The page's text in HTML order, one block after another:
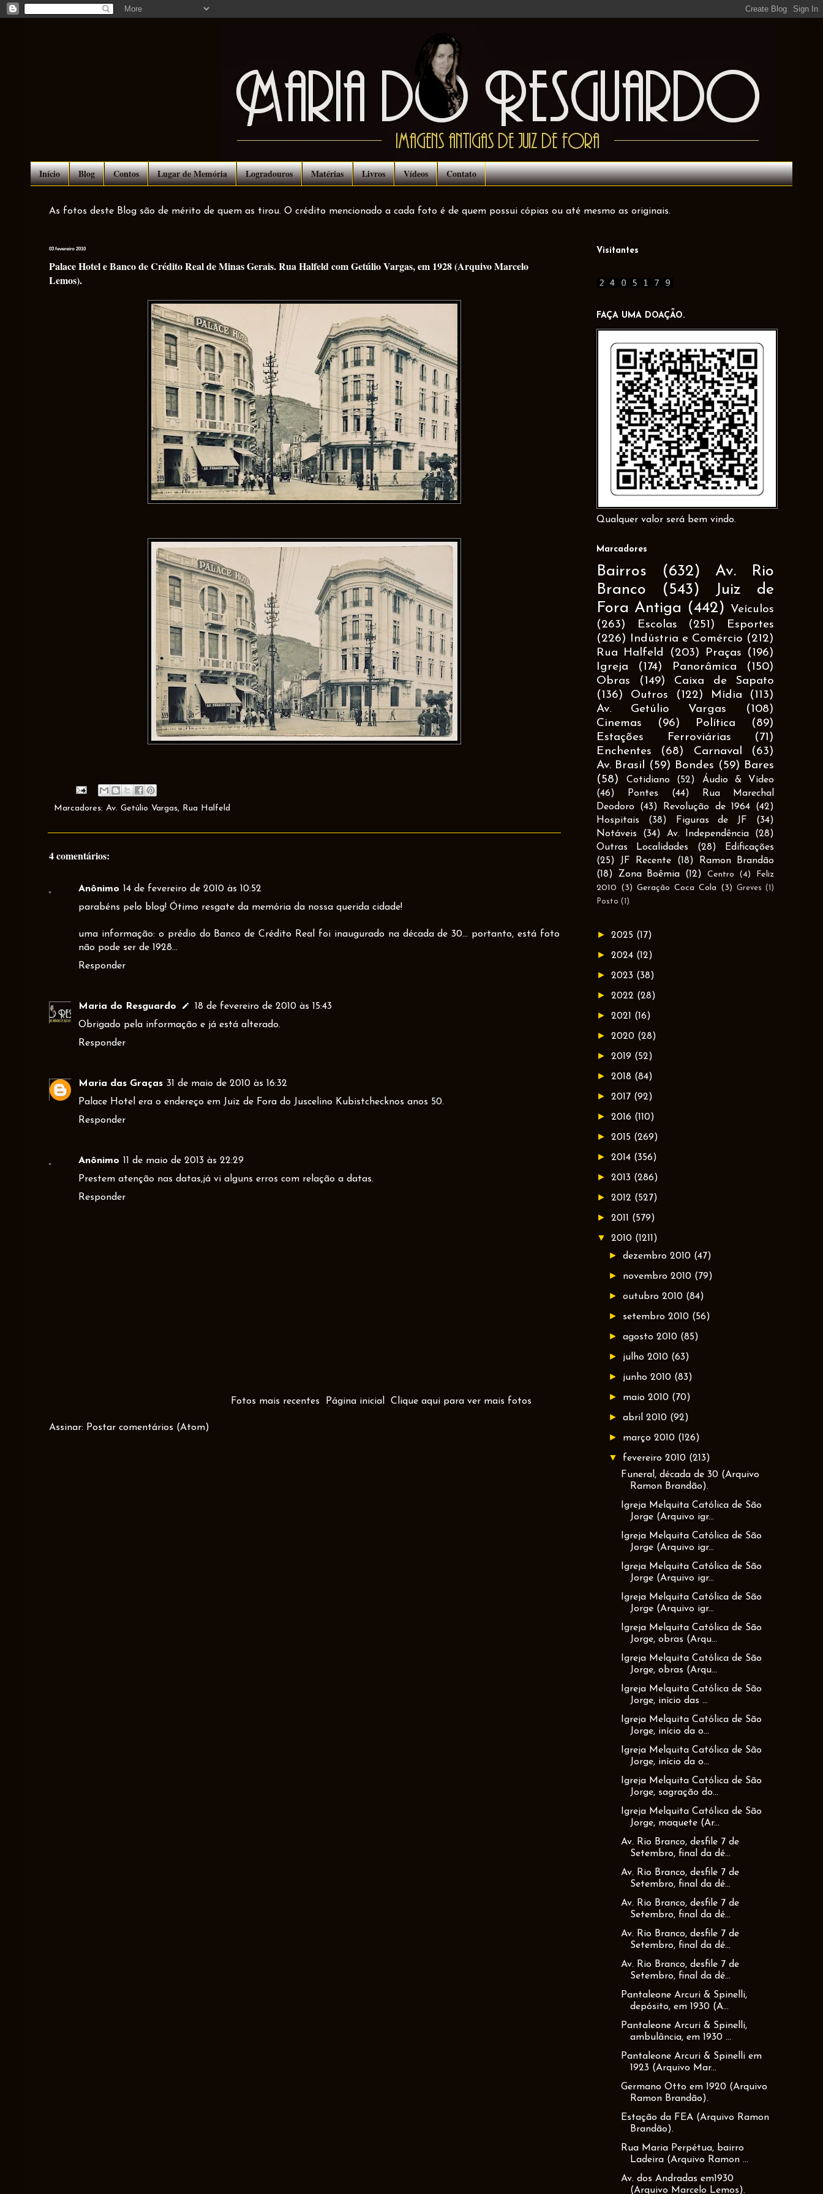
Início Blog Contos Lugar de Memória Logradouros Matérias Livros Vídeos Contato
As fotos deste Blog são de mérito de quem as tirou. O crédito mencionado a cada foto é de quem possui cópias ou até mesmo as originais.
03 fevereiro 2010
Palace Hotel e Banco de Crédito Real de Minas Gerais. Rua Halfeld com Getúlio Vargas, em 1928 (Arquivo Marcelo
Lemos).
Marcadores: Av. Getúlio Vargas, Rua Halfeld
4 comentários:
Anônimo 14 de fevereiro de 2010 às 10:52
parabéns pelo blog! Ótimo resgate da memória da nossa querida cidade!
uma informação: o prédio do Banco de Crédito Real foi inaugurado na década de 30... portanto, está foto
não pode ser de 1928...
Responder
Maria do Resguardo
18 de fevereiro de 2010 às 15:43
Obrigado pela informação e já está alterado.
Responder
Maria das Graças 31 de maio de 2010 às 16:32
Palace Hotel era o endereço em Juiz de Fora do Juscelino Kubistchecknos anos 50.
Responder
Anônimo 11 de maio de 2013 às 22:29
Prestem atenção nas datas,já vi alguns erros com relação a datas.
Responder
Fotos mais recentes Página inicial Clique aqui para ver mais fotos
Assinar: Postar comentários (Atom)
Visitantes
FAÇA UMA DOAÇÃO.
Qualquer valor será bem vindo.
Marcadores
Bairros (632)
Av. Rio
Branco
(543)
Juiz de
Fora Antiga (442)
Veículos
(263)
Escolas (251)
Esportes
(226)
Indústria e Comércio (212)
Rua Halfeld
(203) Praças
(196)
Igreja
(174) Panorâmica
(150)
Obras
(149)
Caixa de Sapato
(136)
Outros (122) Mídia
(113)
Av. Getúlio Vargas
(108)
Cinemas
(96) Política
(89)
Estações Ferroviárias
(71)
Enchentes
(68) Carnaval
(63)
Av. Brasil
(59) Bondes (59) Bares
(58)
Cotidiano (52)
Áudio & Vídeo
(46)
Pontes (44)
Rua Marechal
Deodoro
(43) Revolução de 1964
(42)
Hospitais
(38) Figuras de JF
(34)
Notáveis
(34) Av. Independência
(28)
Outras Localidades
(28)
Edificações
(25)
JF Recente (18)
Ramon Brandão
(18)
Zona Boêmia (12) Centro (4)
Feliz
2010 (3) Geração Coca Cola (3) Greves (1)
Posto (1)
► 2025 (17)
► 2024 (12)
► 2023 (38)
► 2022 (28)
► 2021 (16)
► 2020 (28)
► 2019 (52)
► 2018 (84)
► 2017 (92)
► 2016 (110)
► 2015 (269)
► 2014 (356)
► 2013 (286)
► 2012 (527)
► 2011 (579)
▼ 2010 (1211)
►dezembro 2010 (47)
► novembro 2010 (79)
►outubro 2010 (84)
► setembro 2010 (56)
►agosto 2010 (85)
► julho 2010 (63)
► junho 2010 (83)
► maio 2010 (70)
►abril 2010 (92)
► março 2010 (126)
▼ fevereiro 2010 (213)
Funeral, década de 30 (Arquivo
Ramon Brandão).
Igreja Melquita Católica de São
Jorge (Arquivo igr...
Igreja Melquita Católica de São
Jorge (Arquivo igr...
Igreja Melquita Católica de São
Jorge (Arquivo igr...
Igreja Melquita Católica de São
Jorge (Arquivo igr...
Igreja Melquita Católica de São
Jorge, obras (Arqu...
Igreja Melquita Católica de São
Jorge, obras (Arqu...
Igreja Melquita Católica de São
Jorge, início das ...
Igreja Melquita Católica de São
Jorge, início da o...
Igreja Melquita Católica de São
Jorge, início da o...
Igreja Melquita Católica de São
Jorge, sagração do...
Igreja Melquita Católica de São
Jorge, maquete (Ar...
Av. Rio Branco, desfile 7 de
Setembro, final da dé...
Av. Rio Branco, desfile 7 de
Setembro, final da dé...
Av. Rio Branco, desfile 7 de
Setembro, final da dé...
Av. Rio Branco, desfile 7 de
Setembro, final da dé...
Av. Rio Branco, desfile 7 de
Setembro, final da dé...
Pantaleone Arcuri & Spinelli,
depósito, em 1930 (A...
Pantaleone Arcuri & Spinelli,
ambulância, em 1930 ...
Pantaleone Arcuri & Spinelli em
1923 (Arquivo Mar...
Germano Otto em 1920 (Arquivo
Ramon Brandão).
Estação da FEA (Arquivo Ramon
Brandão).
Rua Maria Perpétua, bairro
Ladeira (Arquivo Ramon ...
Av. dos Andradas em1930
(Arquivo Marcelo Lemos).